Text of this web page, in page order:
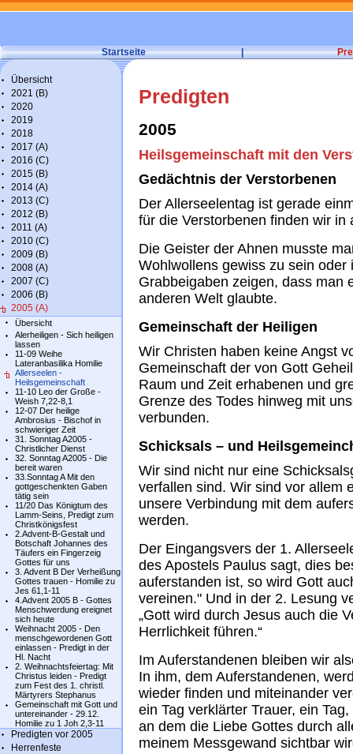
Startseite |
Übersicht
2021 (B)
2020
2019
2018
2017 (A)
2016 (C)
2015 (B)
2014 (A)
2013 (C)
2012 (B)
2011 (A)
2010 (C)
2009 (B)
2008 (A)
2007 (C)
2006 (B)
2005 (A)
Übersicht
Alerheiligen - Sich heiligen
lassen
11-09 Weihe
Lateranbasilika Homilie
Allerseelen -
Heilsgemeinschaft
11-10 Leo der Große -
Weish 7,22-8,1
12-07 Der heilige
Ambrosius - Bischof in
schwieriger Zeit
31. Sonntag A2005 -
Christlicher Dienst
32. Sonntag A2005 - Die
bereit waren
33.Sonntag A Mit den
gottgeschenkten Gaben
tätig sein
11/20 Das Königtum des
Lamm-Seins, Predigt zum
Christkönigsfest
2.Advent-B-Gestalt und
Botschaft Johannes des
Täufers ein Fingerzeig
Gottes für uns
3. Advent B Der Verheißung
Gottes trauen - Homilie zu
Jes 61,1-11
4.Advent 2005 B - Gottes
Menschwerdung ereignet
sich heute
Weihnacht 2005 - Den
menschgewordenen Gott
einlassen - Predigt in der
Hl. Nacht
2. Weihnachtsfeiertag: Mit
Christus leiden - Predigt
zum Fest des 1. christl.
Märtyrers Stephanus
Gemeinschaft mit Gott und
untereinander - 29.12.
Homilie zu 1 Joh 2,3-11
Predigten vor 2005
Herrenfeste
Predigten
2005
Heilsgemeinschaft mit den
Gedächtnis der Verstorbenen
Der Allerseelentag ist gerade
für die Verstorbenen finden wir
Die Geister der Ahnen musste
Wohlwollens gewiss zu sein
Grabbeigaben zeigen, dass man
anderen Welt glaubte.
Gemeinschaft der Heiligen
Wir Christen haben keine Angst
Gemeinschaft der von Gott
Raum und Zeit erhabenen und
Grenze des Todes hinweg mit
verbunden.
Schicksals – und
Wir sind nicht nur eine
verfallen sind. Wir sind vor allem
unsere Verbindung mit dem
werden.
Der Eingangsvers der 1.
des Apostels Paulus sagt, dies
auferstanden ist, so wird Gott
vereinen." Und in der 2. Lesung
„Gott wird durch Jesus auch die
Herrlichkeit führen.“
Im Auferstandenen bleiben wir
In ihm, dem Auferstandenen,
wieder finden und miteinander
ein Tag verklärter Trauer, ein
an dem die Liebe Gottes durch
meinem Messgewand sichtbar